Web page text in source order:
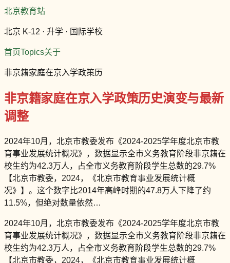
北京教育站
北京 K-12 · 升学 · 国际学校
首页Topics关于
非京籍家庭在京入学政策历
非京籍家庭在京入学政策历史演变与最新
调整
2024年10月，北京市教委发布《2024-2025学年度北京市教
育事业发展统计概况》，数据显示全市义务教育阶段非京籍在
校生约为42.3万人，占全市义务教育阶段学生总数的29.7%
【北京市教委，2024，《北京市教育事业发展统计概
况》】。这个数字比2014年高峰时期的47.8万人下降了约
11.5%，但绝对数量依然…
2024年10月，北京市教委发布《2024-2025学年度北京市教
育事业发展统计概况》，数据显示全市义务教育阶段非京籍在
校生约为42.3万人，占全市义务教育阶段学生总数的29.7%
【北京市教委，2024，《北京市教育事业发展统计概